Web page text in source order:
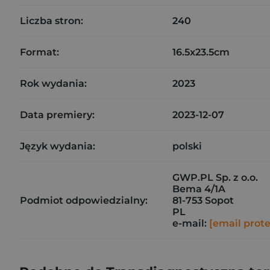
Liczba stron: 240
Format: 16.5x23.5cm
Rok wydania: 2023
Data premiery: 2023-12-07
Język wydania: polski
Podmiot odpowiedzialny:
GWP.PL Sp. z o.o.
Bema 4/1A
81-753 Sopot
PL
e-mail: [email